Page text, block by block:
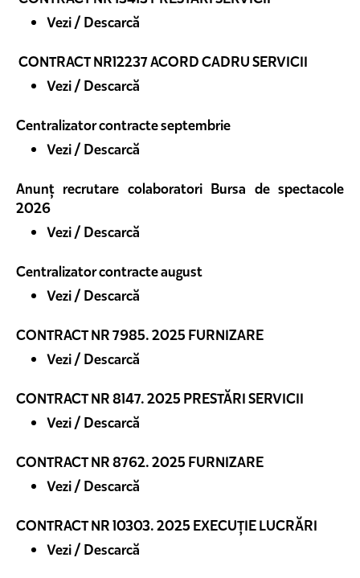
Vezi / Descarcă
CONTRACT NR12237 ACORD CADRU SERVICII
Vezi / Descarcă
Centralizator contracte septembrie
Vezi / Descarcă
Anunț recrutare colaboratori Bursa de spectacole
2026
Vezi / Descarcă
Centralizator contracte august
Vezi / Descarcă
CONTRACT NR 7985. 2025 FURNIZARE
Vezi / Descarcă
CONTRACT NR 8147. 2025 PRESTĂRI SERVICII
Vezi / Descarcă
CONTRACT NR 8762. 2025 FURNIZARE
Vezi / Descarcă
CONTRACT NR 10303. 2025 EXECUȚIE LUCRĂRI
Vezi / Descarcă